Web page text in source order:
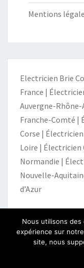
Mentions
Electricien Brie
France |
Auvergne-Rhône-
Franche-Comté |
Corse |
Loire | Électricien
Normandie |
Nouvelle-
d’Azur
Fièrement
Nous utilisons des
expérience sur
site, nous